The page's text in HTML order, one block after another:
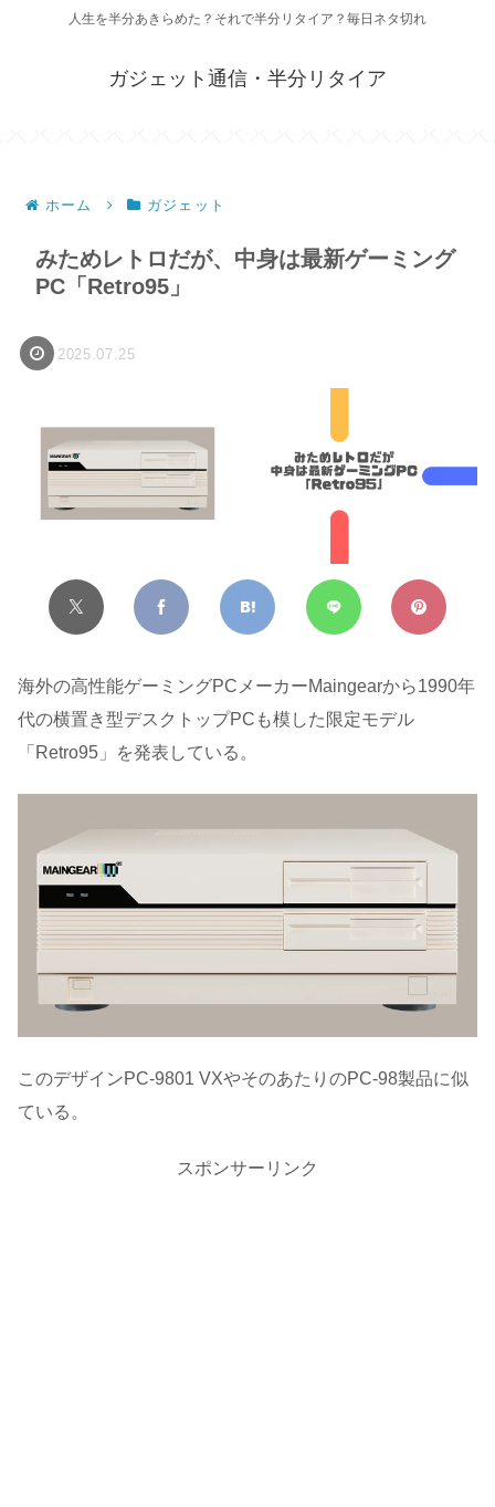
人生を半分あきらめた？それで半分リタイア？毎日ネタ切れ
ガジェット通信・半分リタイア
ホーム ガジェット
みためレトロだが、中身は最新ゲーミング
PC「Retro95」
2025.07.25
海外の高性能ゲーミングPCメーカーMaingearから1990年
代の横置き型デスクトップPCも模した限定モデル
「Retro95」を発表している。
このデザインPC-9801 VXやそのあたりのPC-98製品に似
ている。
スポンサーリンク